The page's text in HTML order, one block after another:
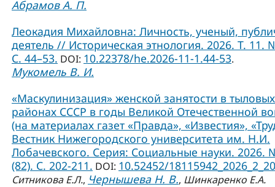
Абрамов А. П.
Леокадия Михайловна: Личность, ученый,
деятель // Историческая этнология. 2026. Т. 11.
С. 44–53. DOI: 10.22378/he.2026-11-1.44-53.
Мукомель В. И.
«Маскулинизация» женской занятости в тыловых
районах СССР в годы Великой Отечественной
(на материалах газет «Правда», «Известия»,
Вестник Нижегородского университета им. Н.И.
Лобачевского. Серия: Социальные науки. 2026.
(82). С. 202-211. DOI: 10.52452/
Ситникова Е.Л., Чернышева Н. В., Шинкаренко Е.А.